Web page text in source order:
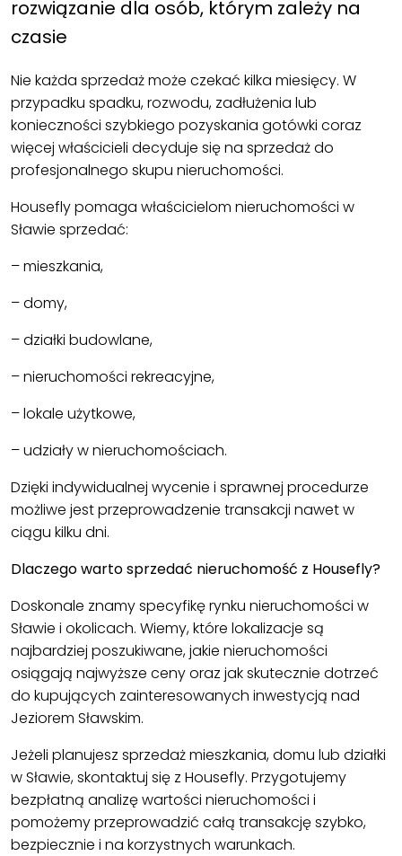
rozwiązanie dla osób, którym zależy na
czasie
Nie każda sprzedaż może czekać kilka miesięcy. W
przypadku spadku, rozwodu, zadłużenia lub
konieczności szybkiego pozyskania gotówki coraz
więcej właścicieli decyduje się na sprzedaż do
profesjonalnego skupu nieruchomości.
Housefly pomaga właścicielom nieruchomości w
Sławie sprzedać:
– mieszkania,
– domy,
– działki budowlane,
– nieruchomości rekreacyjne,
– lokale użytkowe,
– udziały w nieruchomościach.
Dzięki indywidualnej wycenie i sprawnej procedurze
możliwe jest przeprowadzenie transakcji nawet w
ciągu kilku dni.
Dlaczego warto sprzedać nieruchomość z Housefly?
Doskonale znamy specyfikę rynku nieruchomości w
Sławie i okolicach. Wiemy, które lokalizacje są
najbardziej poszukiwane, jakie nieruchomości
osiągają najwyższe ceny oraz jak skutecznie dotrzeć
do kupujących zainteresowanych inwestycją nad
Jeziorem Sławskim.
Jeżeli planujesz sprzedaż mieszkania, domu lub działki
w Sławie, skontaktuj się z Housefly. Przygotujemy
bezpłatną analizę wartości nieruchomości i
pomożemy przeprowadzić całą transakcję szybko,
bezpiecznie i na korzystnych warunkach.